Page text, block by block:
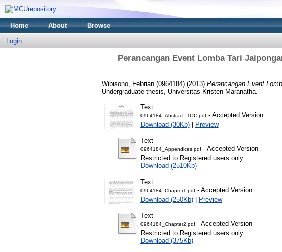
Home About Browse
Login
Perancangan Event Lomba Tari
Wibisono, Febrian (0964184)(2013) Perancangan Event
Undergraduate thesis, Universitas Kristen Maranatha.
Text
0964184_Abstract_TOC.pdf- Accepted Version
Download (30Kb)| Preview
Text
0964184_Appendices.pdf- Accepted Version
Restricted to Registered users only
Download (2510Kb)
Text
0964184_Chapter1.pdf- Accepted Version
Download (250Kb)| Preview
Text
0964184_Chapter2.pdf- Accepted Version
Restricted to Registered users only
Download (375Kb)